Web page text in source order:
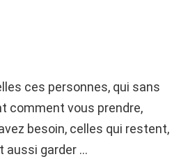
ces personnes, qui sans
comment vous prendre,
besoin, celles qui restent,
aussi garder …